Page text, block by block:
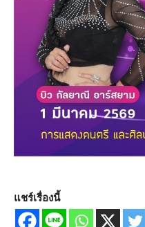
แชร์เรื่องนี้